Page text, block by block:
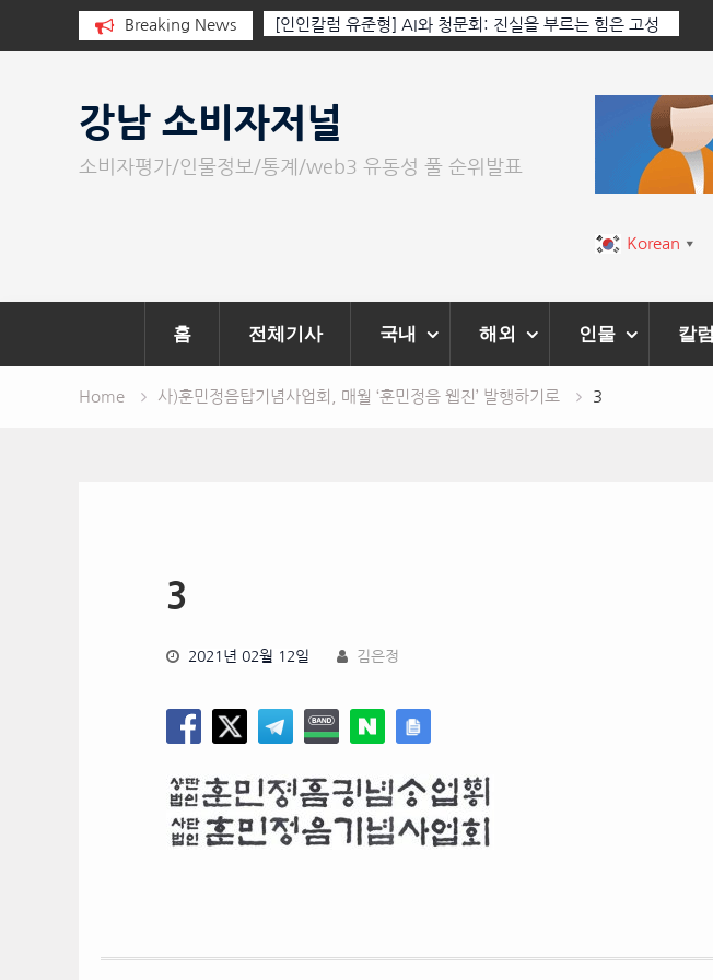
Breaking News
청문회: 진실을 부르는 힘은 고성
이다.
‘K-AI 아트 거장’ 장인보 감독, Ai 기술에 체온을 더하다,
‘2026 제2회 애니멀 아트 페스티벌’ 성황리에 막 내려
강남 소비자저널
소비자평가/인물정보/통계/web3 유동성 풀 순위발표
Korean ▼
홈 전체기사 국내 해외 인물 칼럼
Home 사)훈민정음탑기념사업회, 매월 ‘훈민정음 웹진’ 발행하기로 3
3
2021년 02월 12일 김은정